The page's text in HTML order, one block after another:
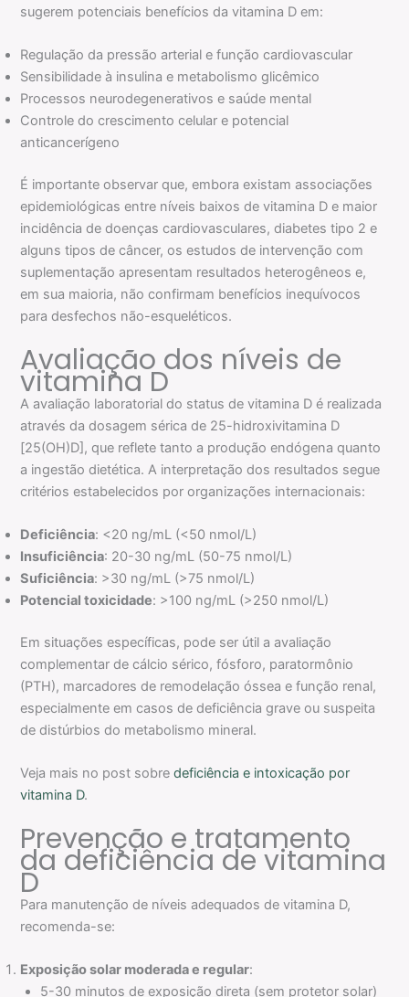
sugerem potenciais benefícios da vitamina D em:
Regulação da pressão arterial e função cardiovascular
Sensibilidade à insulina e metabolismo glicêmico
Processos neurodegenerativos e saúde mental
Controle do crescimento celular e potencial
anticancerígeno
É importante observar que, embora existam associações
epidemiológicas entre níveis baixos de vitamina D e maior
incidência de doenças cardiovasculares, diabetes tipo 2 e
alguns tipos de câncer, os estudos de intervenção com
suplementação apresentam resultados heterogêneos e,
em sua maioria, não confirmam benefícios inequívocos
para desfechos não-esqueléticos.
Avaliação dos níveis de
vitamina D
A avaliação laboratorial do status de vitamina D é realizada
através da dosagem sérica de 25-hidroxivitamina D
[25(OH)D], que reflete tanto a produção endógena quanto
a ingestão dietética. A interpretação dos resultados segue
critérios estabelecidos por organizações internacionais:
Deficiência: <20 ng/mL (<50 nmol/L)
Insuficiência: 20-30 ng/mL (50-75 nmol/L)
Suficiência: >30 ng/mL (>75 nmol/L)
Potencial toxicidade: >100 ng/mL (>250 nmol/L)
Em situações específicas, pode ser útil a avaliação
complementar de cálcio sérico, fósforo, paratormônio
(PTH), marcadores de remodelação óssea e função renal,
especialmente em casos de deficiência grave ou suspeita
de distúrbios do metabolismo mineral.
Veja mais no post sobredeficiência e intoxicação por
vitamina D.
Prevenção e tratamento
da deficiência de vitamina
D
Para manutenção de níveis adequados de vitamina D,
recomenda-se:
Exposição solar moderada e regular:
5-30 minutos de exposição direta (sem protetor solar)